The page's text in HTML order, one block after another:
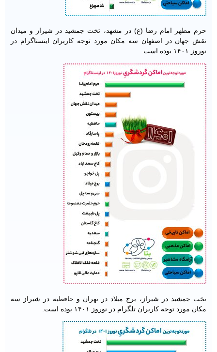
حرم مطهر امام رضا (ع) در مشهد، تخت جمشید در شیراز و میدان
نقش جهان در اصفهان سه مکان مورد توجه کاربران اینستاگرام در
نوروز ۱۴۰۱ بوده است.
تخت جمشید در شیراز، برج میلاد در تهران و حافظیه در شیراز سه
مکان مورد توجه کاربران تلگرام در نوروز ۱۴۰۱ بوده است.